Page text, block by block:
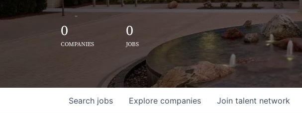
0
COMPANIES
0
JOBS
Search jobs Explore companies Join talent network